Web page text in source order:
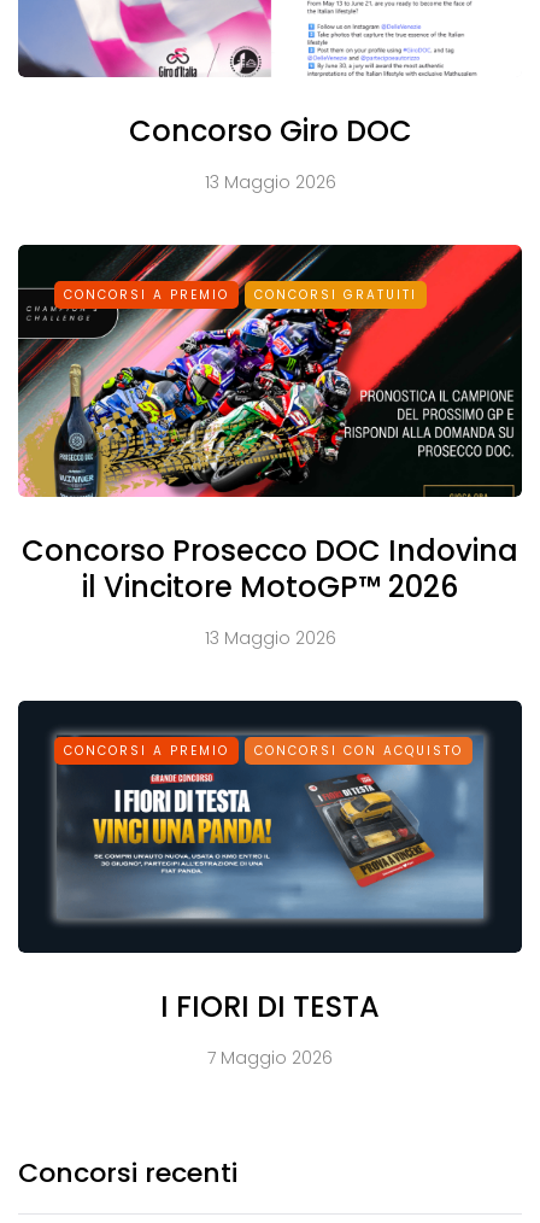
Concorso Giro DOC
13 Maggio 2026
CONCORSI A PREMIO CONCORSI GRATUITI
Concorso Prosecco DOC Indovina
il Vincitore MotoGP™ 2026
13 Maggio 2026
CONCORSI A PREMIO CONCORSI CON ACQUISTO
I FIORI DI TESTA
7 Maggio 2026
Concorsi recenti